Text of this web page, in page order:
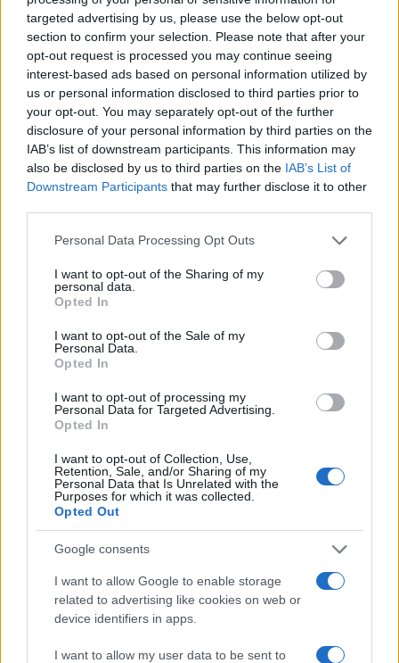
targeted advertising by us, please use the below opt-out
section to confirm your selection. Please note that after your
opt-out request is processed you may continue seeing
interest-based ads based on personal information utilized by
us or personal information disclosed to third parties prior to
your opt-out. You may separately opt-out of the further
disclosure of your personal information by third parties on the
IAB’s list of downstream participants. This information may
also be disclosed by us to third parties on the IAB’s List of
Downstream Participants that may further disclose it to other
Please note that this website/app uses one or more Google
not limited to your visit or usage behaviour. You may click to
grant or deny consent to Google and its third-party tags to
use your data for below specified purposes in below Google
consent section.
Personal Data Processing Opt Outs
I want to opt-out of the Sharing of my
personal data.
Opted In
I want to opt-out of the Sale of my
Personal Data.
Opted In
I want to opt-out of processing my
Personal Data for Targeted Advertising.
Opted In
I want to opt-out of Collection, Use,
Retention, Sale, and/or Sharing of my
Personal Data that Is Unrelated with the
Purposes for which it was collected.
Opted Out
Google consents
I want to allow Google to enable storage
related to advertising like cookies on web or
device identifiers in apps.
I want to allow my user data to be sent to
13χρονη αποφάσισαν να πάρουν την κατάσταση
στα χέρια τους, σύμφωνα με την μητέρα της
ανήλικης, η οποία κατήγγειλε ότι διάβασε μερικά
ανατριχιαστικά μηνύματα που είχαν ανταλλάξει:
15χρονος: Τελείωσες;
13χρονη: Όχι, δεν μπορώ να το κάνω.
15χρονος: Σήμερα το βράδυ πρέπει να
13χρονη: Εγώ τέτοια ευθύνη δεν μπορώ να την
πάρω
Η ψυχολόγος, η οποία με απόσπαση βρίσκεται
σε άλλο νησί, αναμένεται να μεταβεί στη Σύμη τις
επόμενες ημέρες με δική της βούληση,
προκειμένου να συναντήσει τον 15χρονο με τον
οποίο είχαν αναπτύξει σχέση εμπιστοσύνης.
Τα δύο παιδιά παραμένουν με τις οικογένειές
τους κι αναμένουν τις κινήσεις του Εισαγγελέα.
ΔΙΑΦΗΜΙΣΗ